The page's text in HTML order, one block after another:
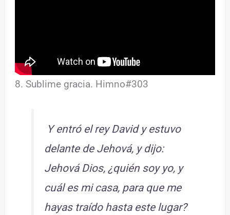
8. Sublime gracia. Himno#303
Y entró el rey David y estuvo
delante de Jehová, y dijo:
Jehová Dios, ¿quién soy yo, y
cuál es mi casa, para que me
hayas traído hasta este lugar?